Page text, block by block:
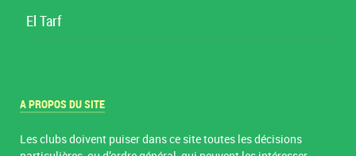
El Tarf
A PROPOS DU SITE
Les clubs doivent puiser dans ce site toutes les décisions